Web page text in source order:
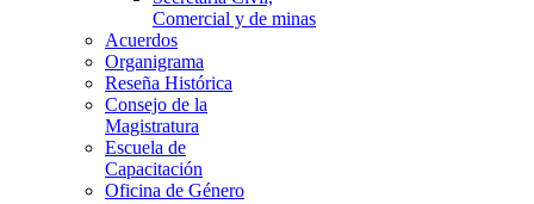
Comercial y de minas
Acuerdos
Organigrama
Reseña Histórica
Consejo de la
Magistratura
Escuela de
Capacitación
Oficina de Género